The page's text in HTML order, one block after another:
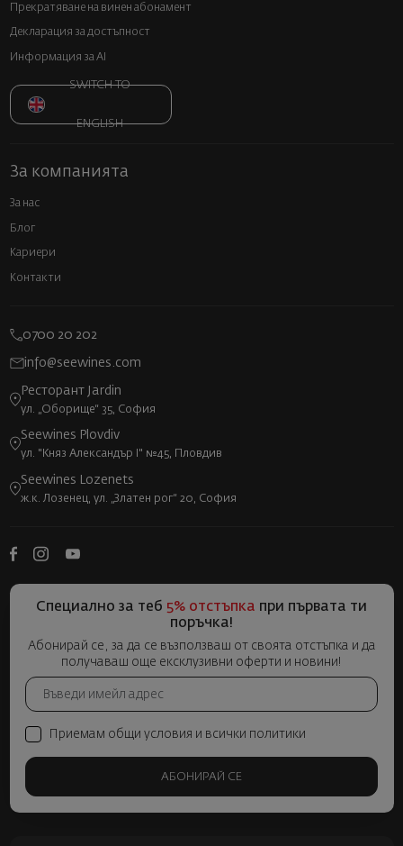
Прекратяване на винен абонамент
Декларация за достъпност
Информация за AI
SWITCH TO
ENGLISH
За компанията
За нас
Блог
Кариери
Контакти
0700 20 202
info@seewines.com
Ресторант Jardin
ул. „Оборище“ 35, София
Seewines Plovdiv
ул. "Княз Александър I" №45, Пловдив
Seewines Lozenets
ж.к. Лозенец, ул. „Златен рог“ 20, София
Специално за теб 5% отстъпка при първата ти
поръчка!
Абонирай се, за да се възползваш от своята отстъпка и да
получаваш още ексклузивни оферти и новини!
Приемам общи условия и всички политики
АБОНИРАЙ СЕ